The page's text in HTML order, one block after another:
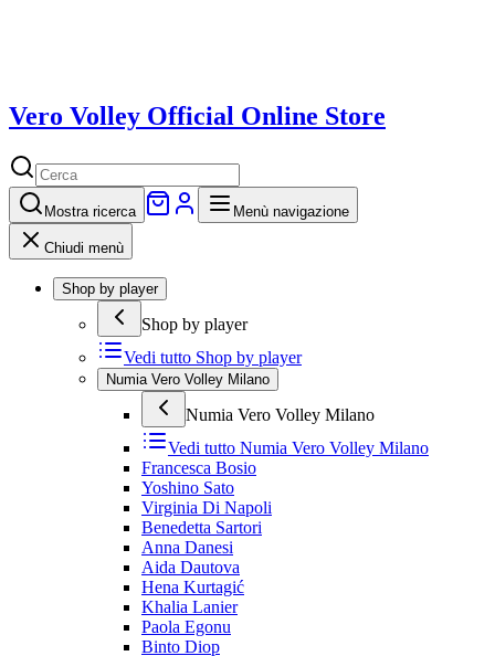
Vero Volley Official Online Store
Mostra ricerca Menù navigazione
Chiudi menù
Shop by player
Shop by player
Vedi tutto Shop by player
Numia Vero Volley Milano
Numia Vero Volley Milano
Vedi tutto Numia Vero Volley Milano
Francesca Bosio
Yoshino Sato
Virginia Di Napoli
Benedetta Sartori
Anna Danesi
Aida Dautova
Hena Kurtagić
Khalia Lanier
Paola Egonu
Binto Diop